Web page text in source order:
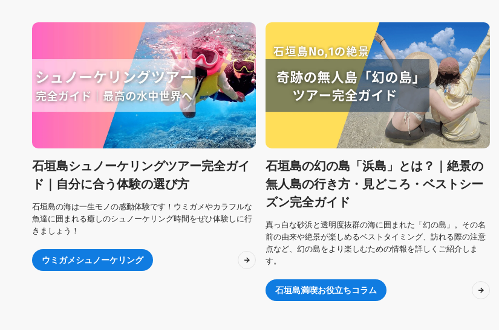
石垣島シュノーケリングツアー完全ガイ
ド｜自分に合う体験の選び方
石垣島の海は一生モノの感動体験です！ウミガメやカラフルな
魚達に囲まれる癒しのシュノーケリング時間をぜひ体験しに行
きましょう！
ウミガメシュノーケリング
石垣島の幻の島「浜島」とは？｜絶景の
無人島の行き方・見どころ・ベストシー
ズン完全ガイド
真っ白な砂浜と透明度抜群の海に囲まれた「幻の島」。その名
前の由来や絶景が楽しめるベストタイミング、訪れる際の注意
点など、幻の島をより楽しむための情報を詳しくご紹介しま
す。
石垣島満喫お役立ちコラム